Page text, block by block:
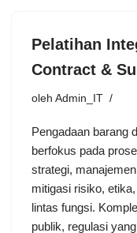
Pelatihan
Contract &
oleh Admin_IT
Pengadaan barang
berfokus pada
strategi,
mitigasi risiko,
lintas fungsi.
publik, regulasi